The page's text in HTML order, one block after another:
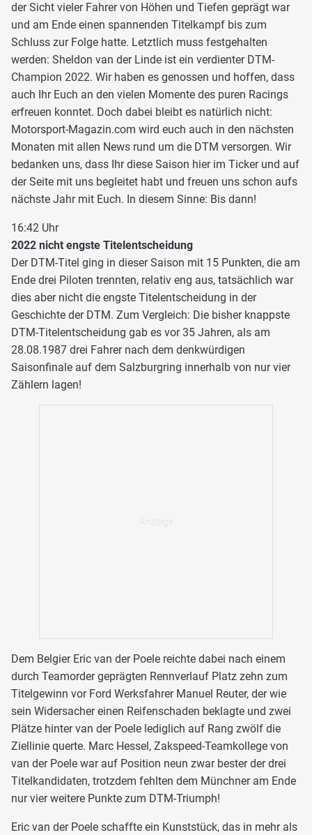
der Sicht vieler Fahrer von Höhen und Tiefen geprägt war
und am Ende einen spannenden Titelkampf bis zum
Schluss zur Folge hatte. Letztlich muss festgehalten
werden: Sheldon van der Linde ist ein verdienter DTM-
Champion 2022. Wir haben es genossen und hoffen, dass
auch Ihr Euch an den vielen Momente des puren Racings
erfreuen konntet. Doch dabei bleibt es natürlich nicht:
Motorsport-Magazin.com wird euch auch in den nächsten
Monaten mit allen News rund um die DTM versorgen. Wir
bedanken uns, dass Ihr diese Saison hier im Ticker und auf
der Seite mit uns begleitet habt und freuen uns schon aufs
nächste Jahr mit Euch. In diesem Sinne: Bis dann!
16:42 Uhr
2022 nicht engste Titelentscheidung
Der DTM-Titel ging in dieser Saison mit 15 Punkten, die am
Ende drei Piloten trennten, relativ eng aus, tatsächlich war
dies aber nicht die engste Titelentscheidung in der
Geschichte der DTM. Zum Vergleich: Die bisher knappste
DTM-Titelentscheidung gab es vor 35 Jahren, als am
28.08.1987 drei Fahrer nach dem denkwürdigen
Saisonfinale auf dem Salzburgring innerhalb von nur vier
Zählern lagen!
Dem Belgier Eric van der Poele reichte dabei nach einem
durch Teamorder geprägten Rennverlauf Platz zehn zum
Titelgewinn vor Ford Werksfahrer Manuel Reuter, der wie
sein Widersacher einen Reifenschaden beklagte und zwei
Plätze hinter van der Poele lediglich auf Rang zwölf die
Ziellinie querte. Marc Hessel, Zakspeed-Teamkollege von
van der Poele war auf Position neun zwar bester der drei
Titelkandidaten, trotzdem fehlten dem Münchner am Ende
nur vier weitere Punkte zum DTM-Triumph!
Eric van der Poele schaffte ein Kunststück, das in mehr als